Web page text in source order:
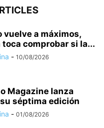
vuelve a máximos,
toca comprobar si la...
- 10/08/2026
Magazine lanza
su séptima edición
- 01/08/2026